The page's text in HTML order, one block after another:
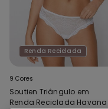
Renda Reciclada
9 Cores
Soutien Triângulo em
Renda Reciclada Havana